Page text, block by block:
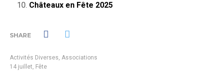
Châteaux en Fête 2025
SHARE
Activités Diverses, Associations
14 juillet, Fête